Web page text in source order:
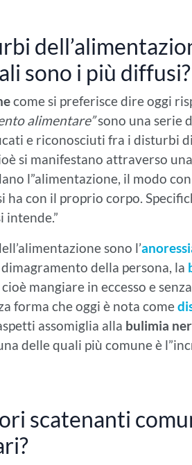
sono i più diffusi?
come si preferisce dire oggi
alimentare”sono una serie
e riconosciuti fra i disturbi
si manifestano attraverso
l”alimentazione, il modo
ha con il proprio corpo.
intende.”
sono l’
della persona, la
mangiare in eccesso e
forma che oggi è nota come
assomiglia alla bulimia
delle quali più comune è
scatenanti